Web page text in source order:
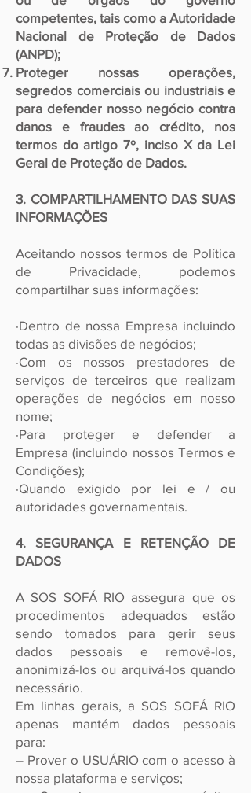
competentes, tais como a Autoridade
Nacional de Proteção de Dados
(ANPD);
Proteger nossas operações,
segredos comerciais ou industriais e
para defender nosso negócio contra
danos e fraudes ao crédito, nos
termos do artigo 7º, inciso X da Lei
Geral de Proteção de Dados.
3. COMPARTILHAMENTO DAS SUAS
INFORMAÇÕES
Aceitando nossos termos de Política
de Privacidade, podemos
compartilhar suas informações:
∙Dentro de nossa Empresa incluindo
todas as divisões de negócios;
∙Com os nossos prestadores de
serviços de terceiros que realizam
operações de negócios em nosso
nome;
∙Para proteger e defender a
Empresa (incluindo nossos Termos e
Condições);
∙Quando exigido por lei e / ou
autoridades governamentais.
4. SEGURANÇA E RETENÇÃO DE
DADOS
A SOS SOFÁ RIO assegura que os
procedimentos adequados estão
sendo tomados para gerir seus
dados pessoais e removê-los,
anonimizá-los ou arquivá-los quando
necessário.
Em linhas gerais, a SOS SOFÁ RIO
apenas mantém dados pessoais
para:
– Prover o USUÁRIO com o acesso à
nossa plataforma e serviços;